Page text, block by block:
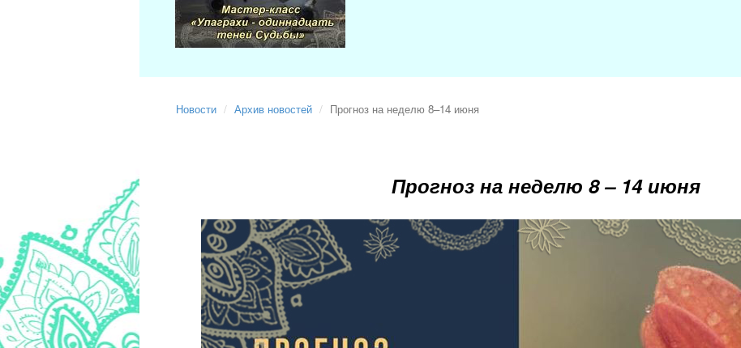
Новости Архив новостей Прогноз на неделю 8–14 июня
Прогноз на неделю 8 – 14 июня